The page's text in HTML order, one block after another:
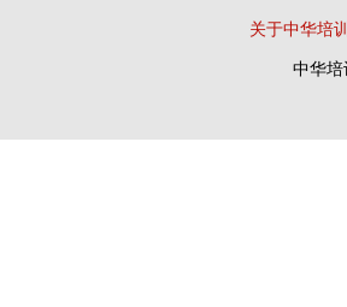
关于中华培
中华培